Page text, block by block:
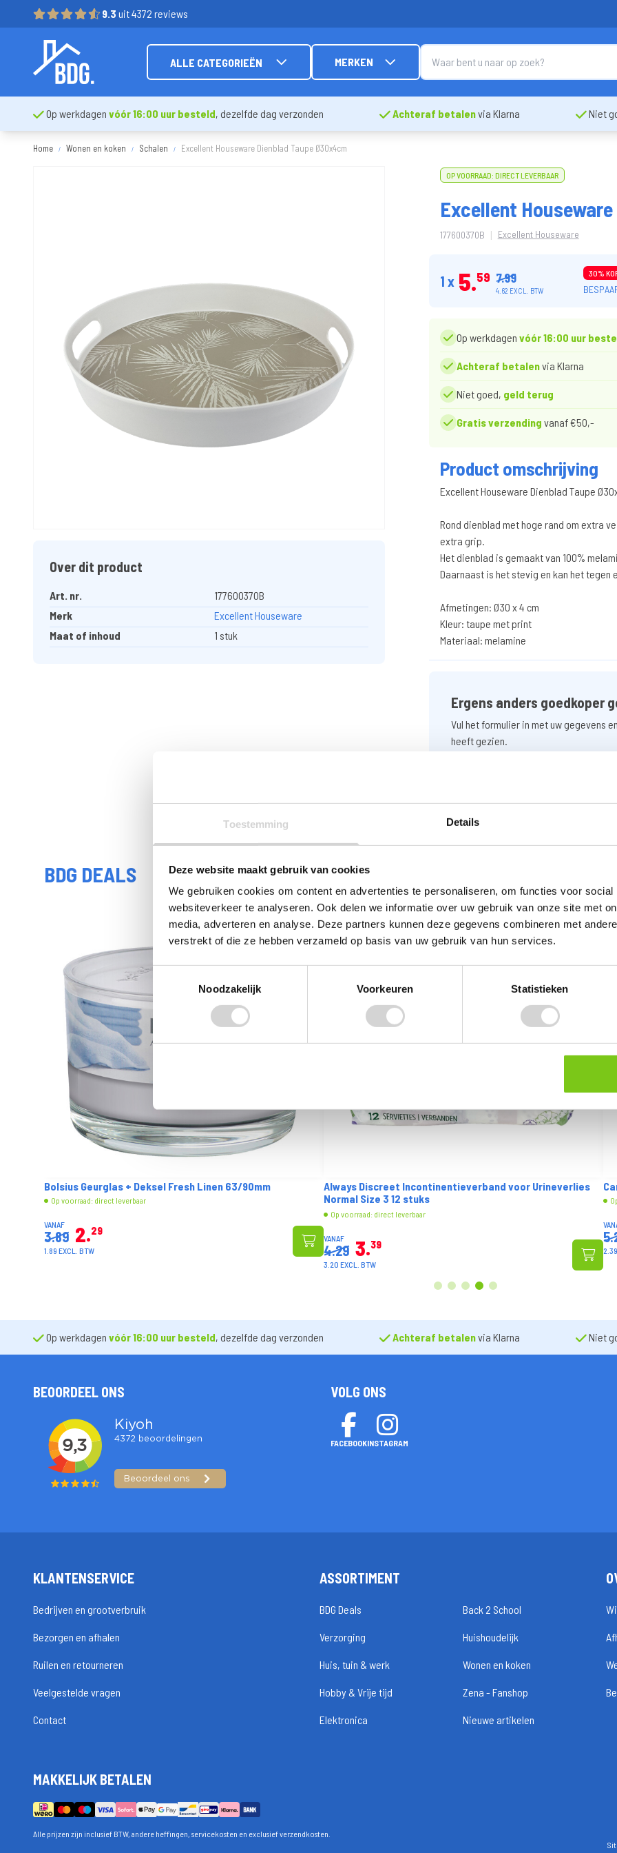
Toestemming Details
Deze website maakt gebruik van cookies
We gebruiken cookies om content en advertenties te personaliseren, om functies voor social
websiteverkeer te analyseren. Ook delen we informatie over uw gebruik van onze site met
media, adverteren en analyse. Deze partners kunnen deze gegevens combineren met
verstrekt of die ze hebben verzameld op basis van uw gebruik van hun services.
Noodzakelijk
Voorkeuren Statistieken
9.3 uit 4372 reviews
ALLE CATEGORIEËN MERKEN
Op werkdagen vóór 16:00 uur besteld, dezelfde dag verzonden Achteraf betalenvia Klarna Niet
Home Wonen en koken Schalen Excellent Houseware Dienblad Taupe Ø30x4cm
Over dit product
Art. nr.
177600370B
Merk
Excellent Houseware
Maat of inhoud
1 stuk
OP VOORRAAD: DIRECT LEVERBAAR
Excellent
177600370B | Excellent Houseware
1 x 5 59 7.99
4.62 EXCL. BTW
30%
Op werkdagen vóór 16:00 uur
Achteraf betalenvia Klarna
Niet goed, geld terug
Gratis verzending vanaf €50,-
Product omschrijving
Excellent Houseware Dienblad Taupe
Rond dienblad met hoge rand om extra
extra grip.
Het dienblad is gemaakt van 100%
Daarnaast is het stevig en kan het tegen
Afmetingen: Ø30 x 4 cm
Kleur: taupe met print
Materiaal: melamine
Ergens anders goedkoper
Vul het formulier in met uw gegevens
heeft gezien.
BDG DEALS
Always Discreet Incontinentieverband voor Urineverlies
Normal Size 3 12 stuks
VANAF
4.29 3
Carolin Spray Ultra Ontvetter Citroen 650ml
Op voorraad: direct leverbaar
5.29
2.39 EXCL. BTW
4.12
1 2 3 4 5
Op werkdagen vóór 16:00 uur besteld, dezelfde dag verzonden Achteraf betalenvia Klarna Niet
BEOORDEEL ONS VOLG ONS
FACEBOOKINSTAGRAM
KLANTENSERVICE
Bedrijven en grootverbruik
Bezorgen en afhalen
Ruilen en retourneren
Veelgestelde vragen
Contact
ASSORTIMENT
BDG Deals Back 2 School
Verzorging Huishoudelijk
Huis, tuin & werk Wonen en koken
Hobby & Vrije tijd Zena - Fanshop
Elektronica Nieuwe artikelen
MAKKELIJK BETALEN
Alle prijzen zijn inclusief BTW, andere heffingen, servicekosten en exclusief verzendkosten.